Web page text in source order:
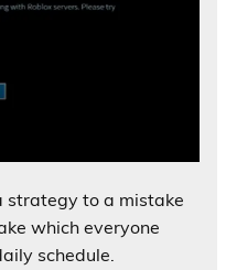
strategy to a mistake
which everyone
schedule.